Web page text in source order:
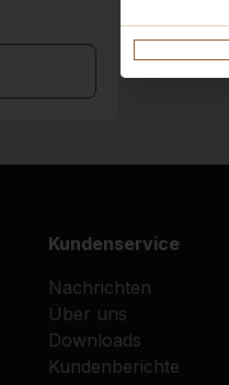
Kundenservice
Nachrichten
Über uns
Downloads
Kundenberichte